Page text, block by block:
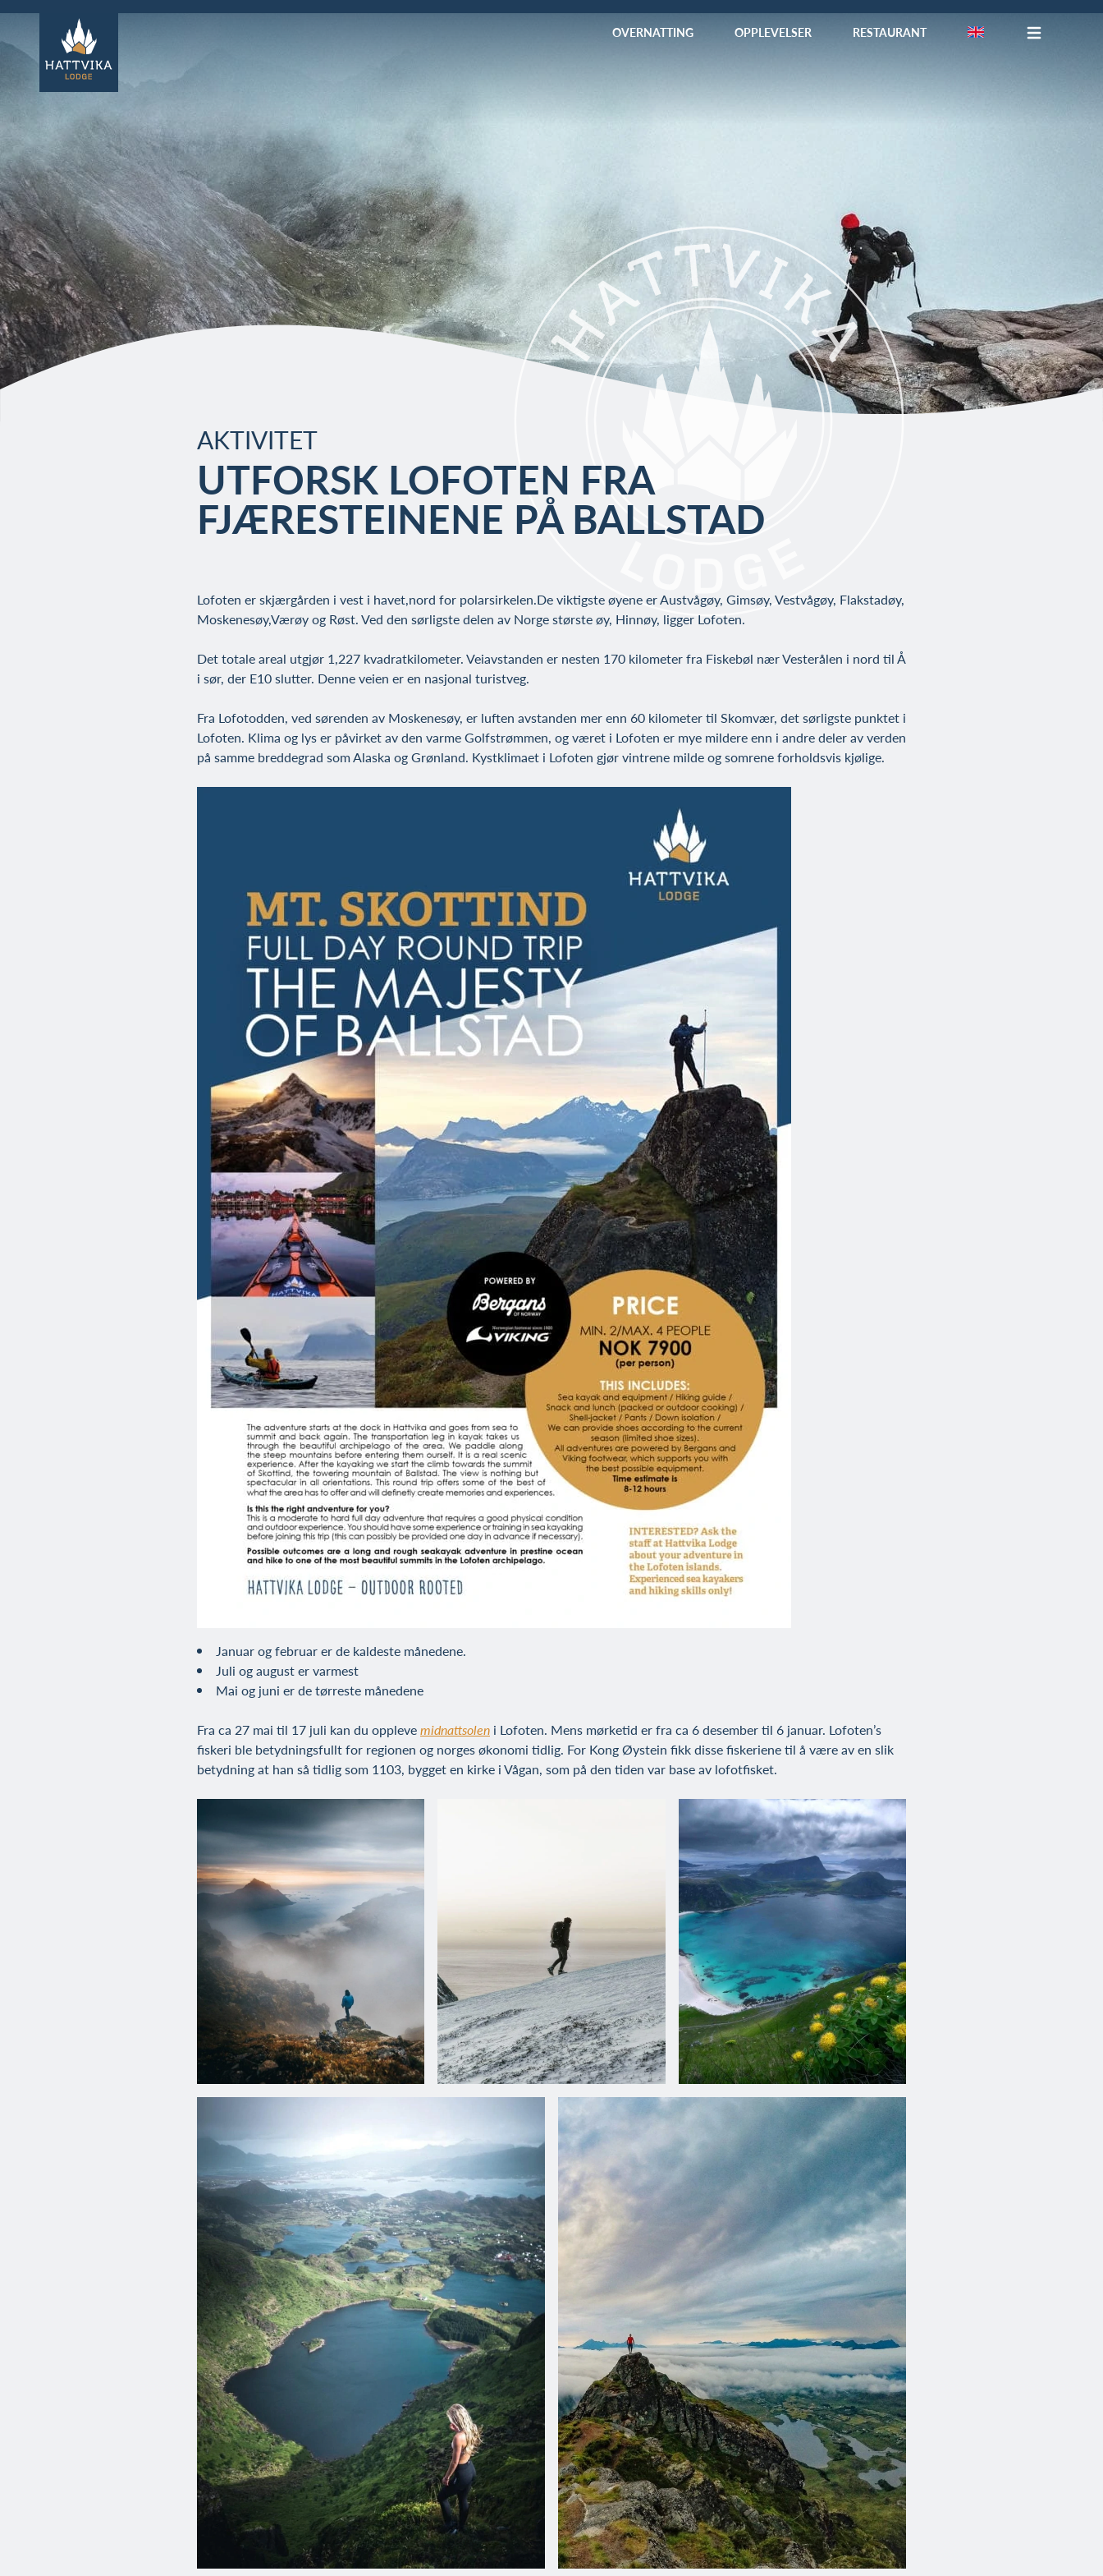
OVERNATTING OPPLEVELSER RESTAURANT
AKTIVITET
UTFORSK LOFOTEN FRA
FJÆRESTEINENE PÅ BALLSTAD
Lofoten er skjærgården i vest i havet,nord for polarsirkelen.De viktigste øyene er Austvågøy, Gimsøy, Vestvågøy, Flakstadøy,
Moskenesøy,Værøy og Røst. Ved den sørligste delen av Norge største øy, Hinnøy, ligger Lofoten.
Det totale areal utgjør 1,227 kvadratkilometer. Veiavstanden er nesten 170 kilometer fra Fiskebøl nær Vesterålen i nord til Å
i sør, der E10 slutter. Denne veien er en nasjonal turistveg.
Fra Lofotodden, ved sørenden av Moskenesøy, er luften avstanden mer enn 60 kilometer til Skomvær, det sørligste punktet i
Lofoten. Klima og lys er påvirket av den varme Golfstrømmen, og været i Lofoten er mye mildere enn i andre deler av verden
på samme breddegrad som Alaska og Grønland. Kystklimaet i Lofoten gjør vintrene milde og somrene forholdsvis kjølige.
Januar og februar er de kaldeste månedene.
Juli og august er varmest
Mai og juni er de tørreste månedene
Fra ca 27 mai til 17 juli kan du opplevemidnattsolen i Lofoten. Mens mørketid er fra ca 6 desember til 6 januar. Lofoten’s
fiskeri ble betydningsfullt for regionen og norges økonomi tidlig. For Kong Øystein fikk disse fiskeriene til å være av en slik
betydning at han så tidlig som 1103, bygget en kirke i Vågan, som på den tiden var base av lofotfisket.